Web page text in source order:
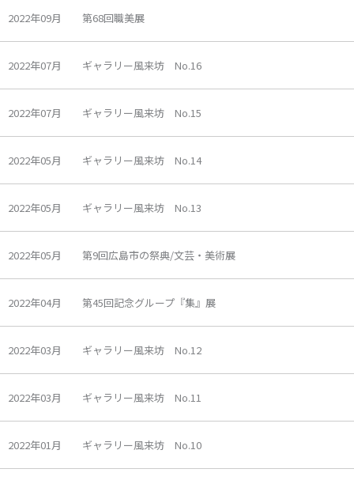
2022年09月 第68回職美展
2022年07月 ギャラリー風来坊 No.16
2022年07月 ギャラリー風来坊 No.15
2022年05月 ギャラリー風来坊 No.14
2022年05月 ギャラリー風来坊 No.13
2022年05月 第9回広島市の祭典/文芸・美術展
2022年04月 第45回記念グループ『集』展
2022年03月 ギャラリー風来坊 No.12
2022年03月 ギャラリー風来坊 No.11
2022年01月 ギャラリー風来坊 No.10